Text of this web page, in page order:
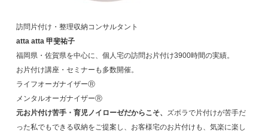
訪問片付け・整理収納コンサルタント
atta atta 甲斐祐子
福岡県・佐賀県を中心に、個人宅の訪問お片付け3900時間の実績。
お片付け講座・セミナーも多数開催。
ライフオーガナイザーⓇ
メンタルオーガナイザーⓇ
元お片付け苦手・育児ノイローゼだからこそ、 ズボラで片付けが苦手だ
った私でもできる収納をご提案し、お客様宅のお片付けも、気楽に楽し